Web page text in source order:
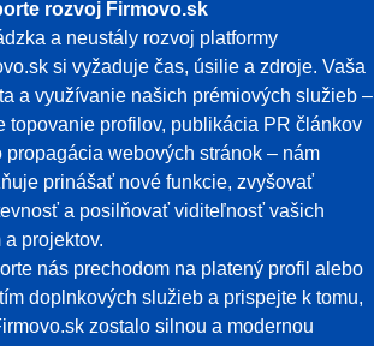
rozvoj Firmovo.sk
a neustály rozvoj platformy
si vyžaduje čas, úsilie a zdroje. Vaša
a využívanie našich prémiových služieb –
topovanie profilov, publikácia PR článkov
propagácia webových stránok – nám
prinášať nové funkcie, zvyšovať
a posilňovať viditeľnosť vašich
a projektov.
nás prechodom na platený profil alebo
doplnkových služieb a prispejte k tomu,
zostalo silnou a modernou